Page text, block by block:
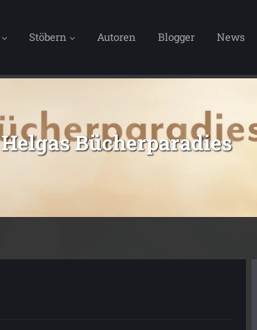
Stöbern Autoren Blogger News
Helgas Bücherparadies